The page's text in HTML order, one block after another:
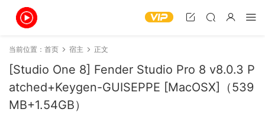
当前位置： 首页 宿主 正文
[Studio One 8] Fender Studio Pro 8 v8.0.3 P
atched+Keygen-GUISEPPE [MacOSX]（539
MB+1.54GB）